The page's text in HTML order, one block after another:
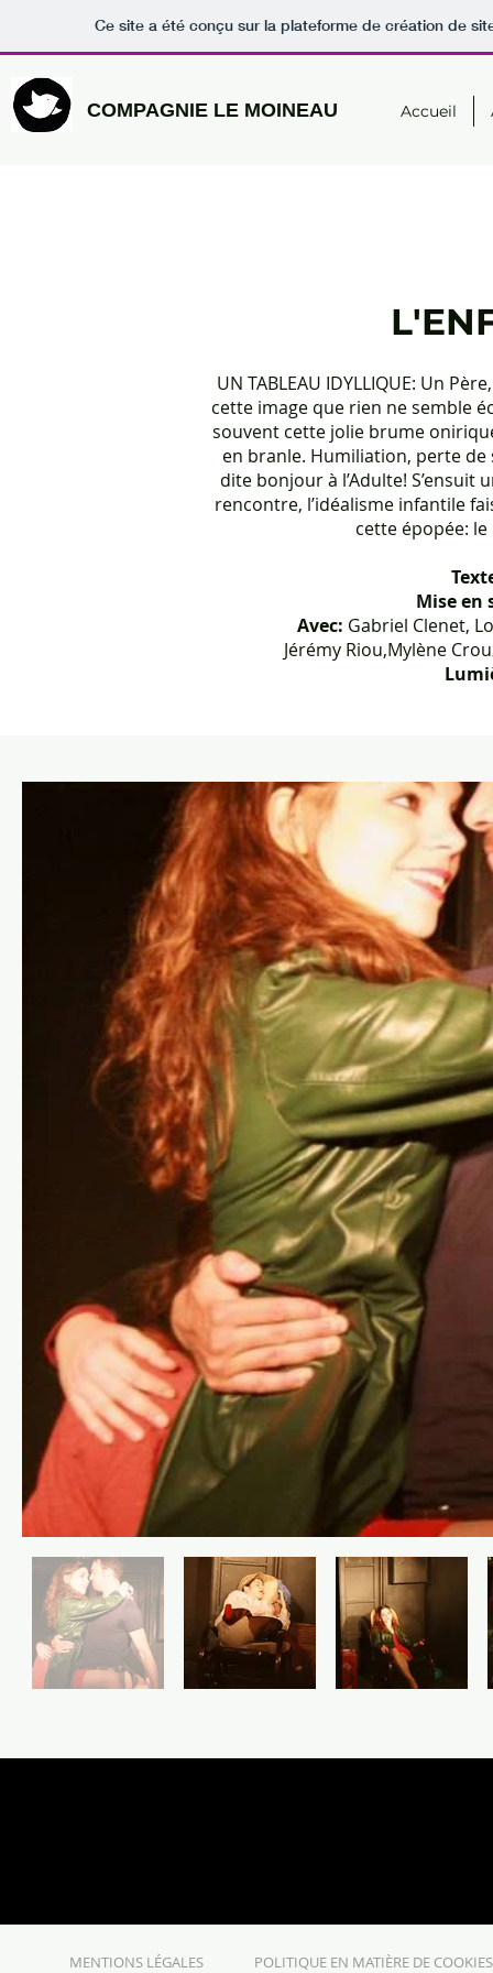
Ce site a été conçu sur la plateforme de création de
COMPAGNIE LE MOINEAU Accueil
UN TABLEAU IDYLLIQUE: Un
cette image que rien ne semble
souvent cette jolie brume
en branle. Humiliation, perte de
dite bonjour à l’Adulte!
rencontre, l’idéalisme infantile
cette épopée:
Mise en
Avec: Gabriel Clenet,
Jérémy Riou,Mylène
MENTIONS LÉGALES POLITIQUE EN MATIÈRE DE